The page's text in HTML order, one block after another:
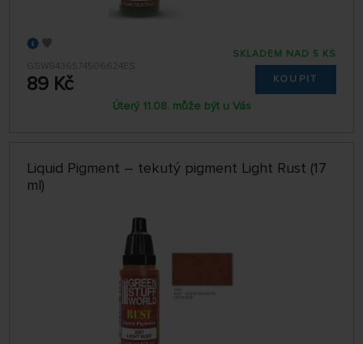
GSW8436574506624ES
89 Kč
SKLADEM NAD 5 KS
KOUPIT
Úterý 11.08. může být u Vás
Liquid Pigment – tekutý pigment Light Rust (17
ml)